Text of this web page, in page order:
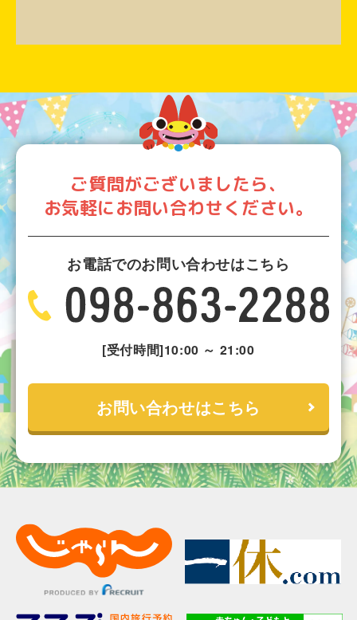
ご質問がございましたら、
お気軽にお問い合わせください。
お電話でのお問い合わせはこちら
[受付時間]10:00 ～ 21:00
お問い合わせはこちら